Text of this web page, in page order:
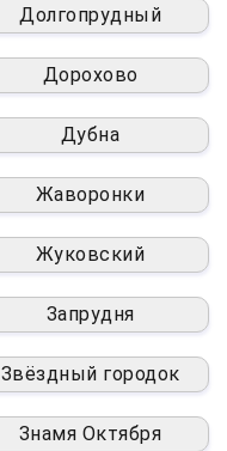
Долгопрудный
Дорохово
Дубна
Жаворонки
Жуковский
Запрудня
Звёздный городок
Знамя Октября